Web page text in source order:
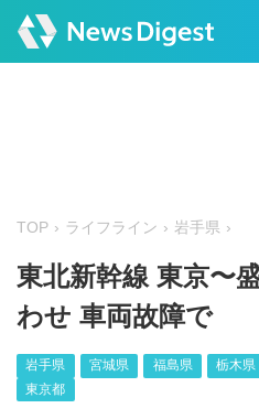
TOP ライフライン 岩手県
東北新幹線 東京〜
わせ 車両故障で
岩手県 宮城県 福島県 栃木県
東京都